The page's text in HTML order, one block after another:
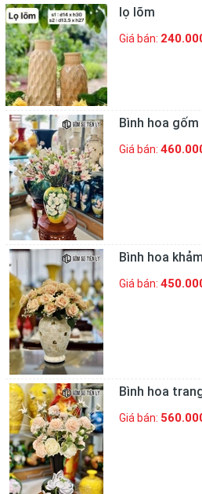
lọ lõm
Giá bán:
Bình hoa
Giá bán:
Bình hoa
Giá bán:
Bình hoa
Giá bán: